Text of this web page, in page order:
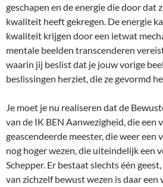
geschapen en de energie die door dat
kwaliteit heeft gekregen. De energie
kwaliteit krijgen door een ietwat
mentale beelden transcenderen
waarin jij beslist dat je jouw vorige
beslissingen herziet, die ze gevormd
Je moet je nu realiseren dat de
van de IK BEN Aanwezigheid, die een
geascendeerde meester, die weer een
nog hoger wezen, die uiteindelijk een
Schepper. Er bestaat slechts één
van zichzelf bewust wezen is daar een